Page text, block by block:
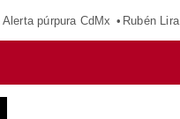
Alerta púrpura CdMx Rubén Lira